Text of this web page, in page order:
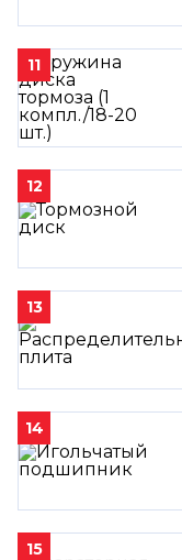
11
12
13
14
15